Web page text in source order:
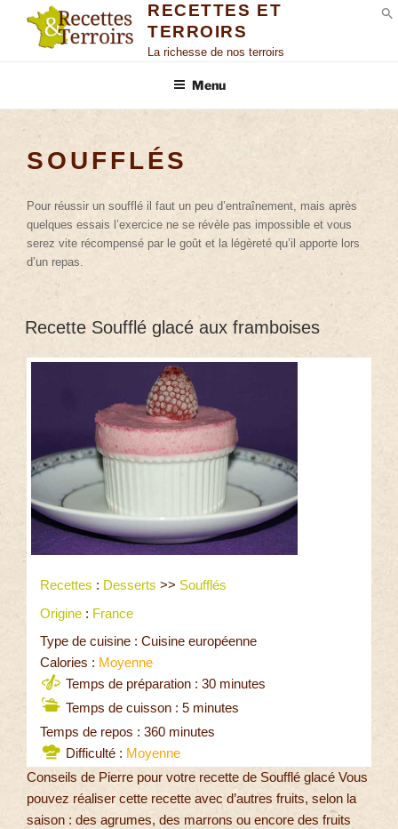
RECETTES ET
TERROIRS
La richesse de nos terroirs
Menu
SOUFFLÉS
Pour réussir un soufflé il faut un peu d’entraînement, mais après
quelques essais l’exercice ne se révèle pas impossible et vous
serez vite récompensé par le goût et la légèreté qu’il apporte lors
d’un repas.
Recette Soufflé glacé aux framboises
Recettes : Desserts >> Soufflés
Origine : France
Type de cuisine : Cuisine européenne
Calories : Moyenne
Temps de préparation : 30 minutes
Temps de cuisson : 5 minutes
Temps de repos : 360 minutes
Difficulté : Moyenne
Conseils de Pierre pour votre recette de Soufflé glacé Vous
pouvez réaliser cette recette avec d’autres fruits, selon la
saison : des agrumes, des marrons ou encore des fruits